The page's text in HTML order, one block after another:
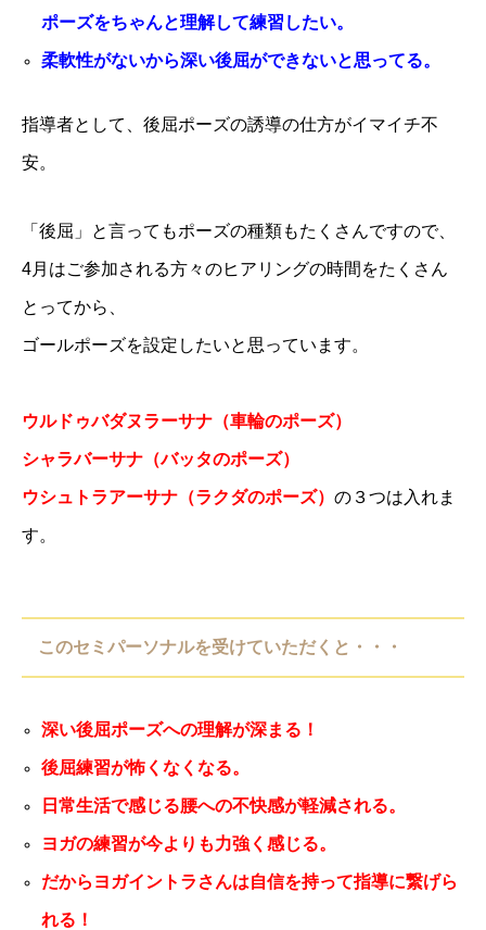
ポーズをちゃんと理解して練習したい。
⁡柔軟性がないから深い後屈ができないと思ってる。
指導者として、後屈ポーズの誘導の仕方がイマイチ不
安。
「後屈」と言ってもポーズの種類もたくさんですので、
4月はご参加される方々のヒアリングの時間をたくさん
とってから、
ゴールポーズを設定したいと思っています。
ウルドゥバダヌラーサナ（車輪のポーズ）
シャラバーサナ（バッタのポーズ）
ウシュトラアーサナ（ラクダのポーズ） の３つは入れま
す。
このセミパーソナルを受けていただくと・・・⁡
深い後屈ポーズへの理解が深まる！
後屈練習が怖くなくなる。
日常生活で感じる腰への不快感が軽減される。
ヨガの練習が今よりも力強く感じる。
だからヨガイントラさんは自信を持って指導に繋げら
れる！